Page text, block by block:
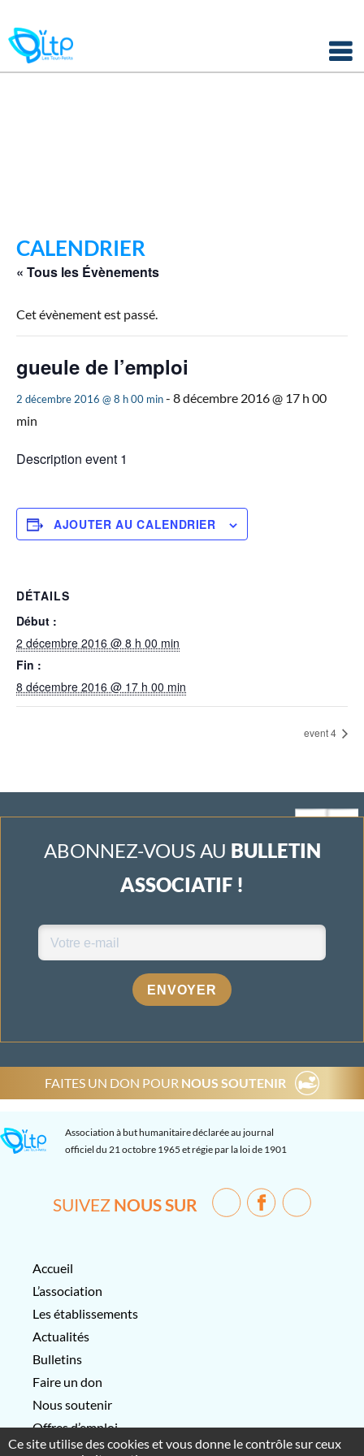
Skip
to
CALENDRIER
« Tous les Évènements
Cet évènement est passé.
gueule de l’emploi
2 décembre 2016 @ 8 h 00 min- 8 décembre 2016 @ 17 h 00
min
Description event 1
AJOUTER AU CALENDRIER
DÉTAILS
Début :
2 décembre 2016 @ 8 h 00 min
Fin :
8 décembre 2016 @ 17 h 00 min
event 4
ABONNEZ-VOUS AU BULLETIN
ASSOCIATIF !
ENVOYER
FAITES UN DON POUR NOUS SOUTENIR
Association à but humanitaire déclarée au journal
officiel du 21 octobre 1965 et régie par la loi de 1901
SUIVEZ NOUS SUR
Accueil
L’association
Les établissements
Actualités
Bulletins
Faire un don
Nous soutenir
Offres d’emploi
Contactez-nous
Ce site utilise des cookies et vous donne le contrôle sur ceux